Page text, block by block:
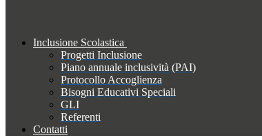
Inclusione Scolastica
Progetti Inclusione
Piano annuale inclusività (PAI)
Protocollo Accoglienza
Bisogni Educativi Speciali
GLI
Referenti
Contatti